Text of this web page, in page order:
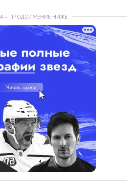
– ПРОДОЛЖЕНИЕ НИЖЕ